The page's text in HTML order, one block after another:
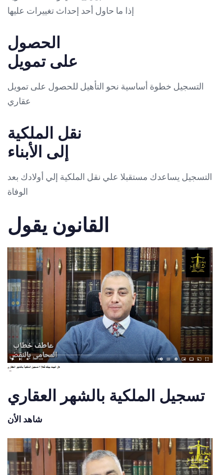
إذا ما حاول أحد إحداث تغييرات عليها
الحصول
على تمويل
التسجيل خطوة أساسية نحو التأهيل للحصول على تمويل
عقاري
نقل الملكية
إلى الأبناء
التسجيل يساعدك مستقبلا علي نقل الملكية إلي أولادك بعد
الوفاة
القانون يقول
تسجيل الملكية بالشهر العقاري
شاهد الأن